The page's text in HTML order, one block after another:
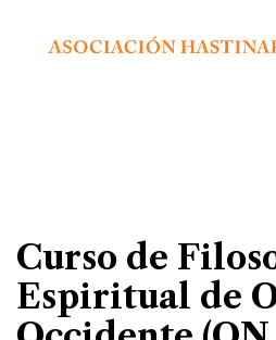
NOSOTROS
EDITORIAL
RADIO
Curso de
Espiritual de